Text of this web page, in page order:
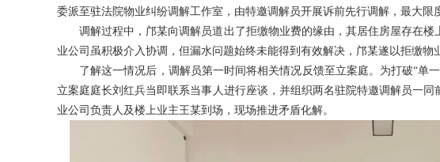
委派至驻法院物业纠纷调解工作室，由特邀调解员开展诉前先行调解，最大限
调解过程中，邝某向调解员道出了拒缴物业费的缘由，其居住房屋存在
业公司虽积极介入协调，但漏水问题始终未能得到有效解决，邝某遂以拒缴物
了解这一情况后，调解员第一时间将相关情况反馈至立案庭。为打破“单
立案庭庭长刘红兵当即联系当事人进行座谈，并组织两名驻院特邀调解员一
业公司负责人及楼上业主王某到场，现场推进矛盾化解。